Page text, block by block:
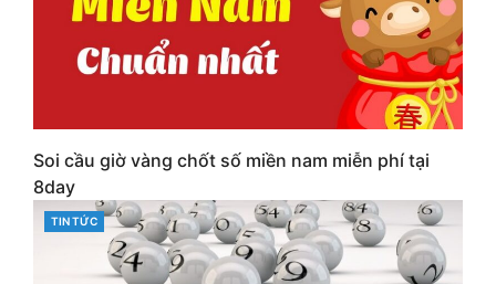
Soi cầu giờ vàng chốt số miền nam miễn phí tại
8day
CATEGORIES
TIN TỨC